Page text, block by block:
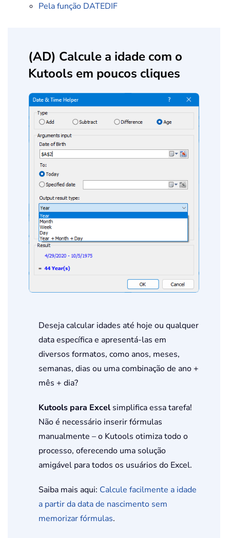
Pela função DATEDIF
(AD) Calcule a idade com o
Kutools em poucos cliques
Deseja calcular idades até hoje ou qualquer
data específica e apresentá-las em
diversos formatos, como anos, meses,
semanas, dias ou uma combinação de ano +
mês + dia?
Kutools para Excel simplifica essa tarefa!
Não é necessário inserir fórmulas
manualmente – o Kutools otimiza todo o
processo, oferecendo uma solução
amigável para todos os usuários do Excel.
Saiba mais aqui: Calcule facilmente a idade
a partir da data de nascimento sem
memorizar fórmulas.